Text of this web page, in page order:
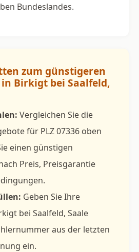
Bundeslandes.
zum günstigeren
Birkigt bei Saalfeld,
Vergleichen Sie die
für PLZ 07336 oben
einen günstigen
Preis, Preisgarantie
Geben Sie Ihre
bei Saalfeld, Saale
aus der letzten
ein.